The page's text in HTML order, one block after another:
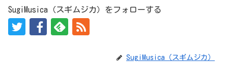
SugiMusica（スギムジカ）をフォローする
SugiMusica（スギムジカ）